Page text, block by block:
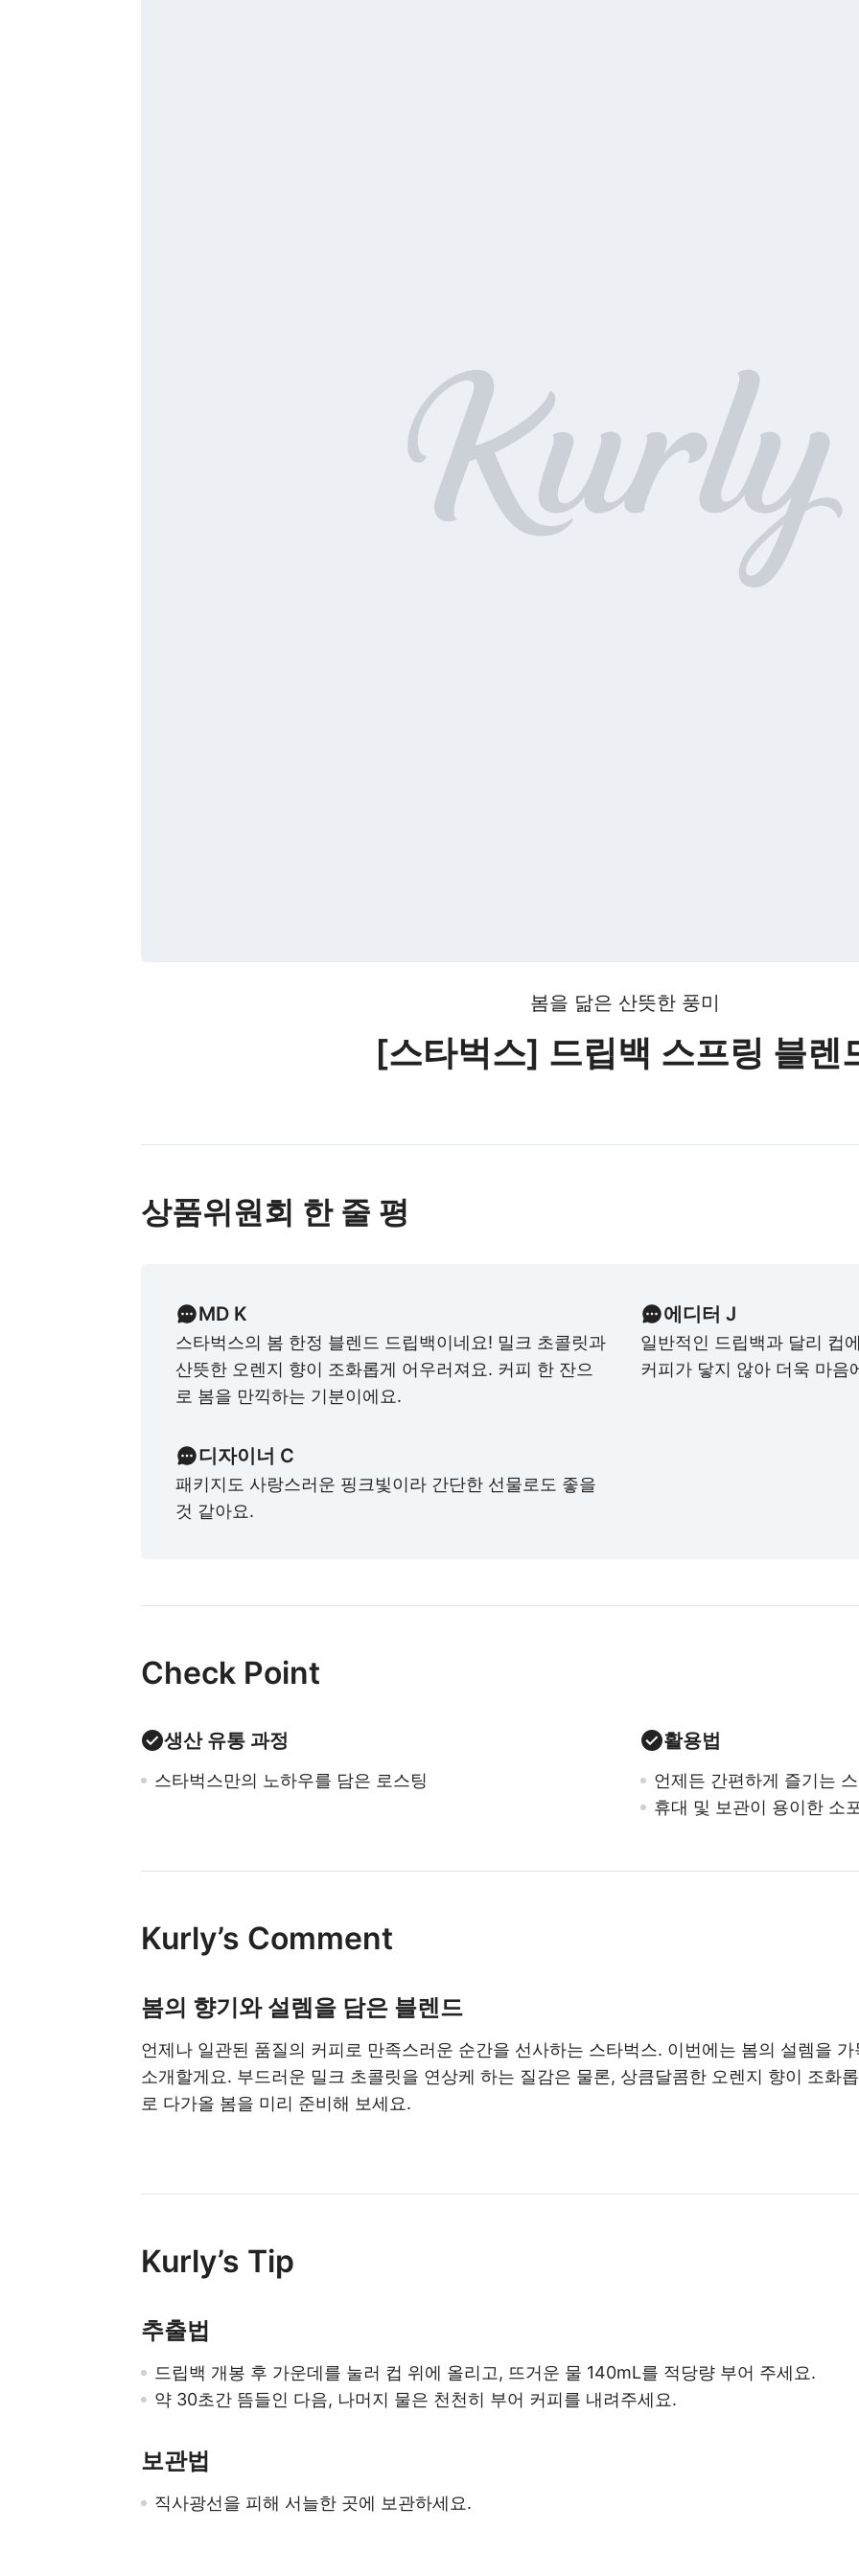
봄을 닮은 산뜻한 풍미
[스타벅스] 드립백 스프링 블렌
상품위원회 한 줄 평
MD K
스타벅스의 봄 한정 블렌드 드립백이네요! 밀크 초콜릿과
산뜻한 오렌지 향이 조화롭게 어우러져요. 커피 한 잔으
로 봄을 만끽하는 기분이에요.
에디터 J
일반적인 드립백과 달리 컵
커피가 닿지 않아 더욱 마음
디자이너 C
패키지도 사랑스러운 핑크빛이라 간단한 선물로도 좋을
것 같아요.
Check Point
생산 유통 과정
스타벅스만의 노하우를 담은 로스팅
활용법
언제든 간편하게 즐기는
휴대 및 보관이 용이한 소
Kurly’s Comment
봄의 향기와 설렘을 담은 블렌드
언제나 일관된 품질의 커피로 만족스러운 순간을 선사하는 스타벅스. 이번에는 봄의 설렘을
소개할게요. 부드러운 밀크 초콜릿을 연상케 하는 질감은 물론, 상큼달콤한 오렌지 향이 조화
로 다가올 봄을 미리 준비해 보세요.
Kurly’s Tip
추출법
드립백 개봉 후 가운데를 눌러 컵 위에 올리고, 뜨거운 물 140mL를 적당량 부어 주세요.
약 30초간 뜸들인 다음, 나머지 물은 천천히 부어 커피를 내려주세요.
보관법
직사광선을 피해 서늘한 곳에 보관하세요.